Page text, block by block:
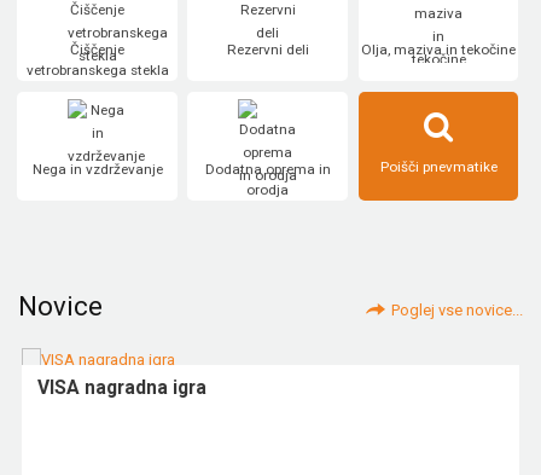
Čiščenje
vetrobranskega stekla
Rezervni deli Olja, maziva in tekočine
Nega in vzdrževanje
Dodatna oprema in
orodja
Poišči pnevmatike
Novice Poglej vse novice...
VISA nagradna igra